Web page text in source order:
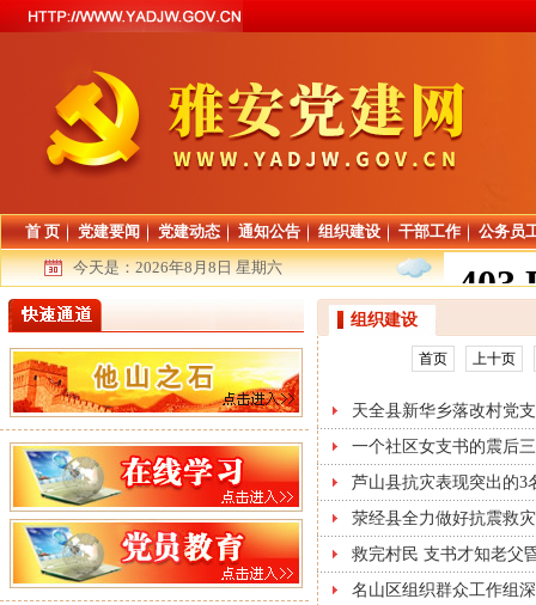
首 页 党建要闻 党建动态 通知公告 组织建设 干部工作
公务员
今天是：2026年8月8日 星期六
组织建设
首页 上十页
天全县新华乡落改村党
一个社区女支书的震后
芦山县抗灾表现突出的3
荥经县全力做好抗震救
救完村民 支书才知老父
名山区组织群众工作组